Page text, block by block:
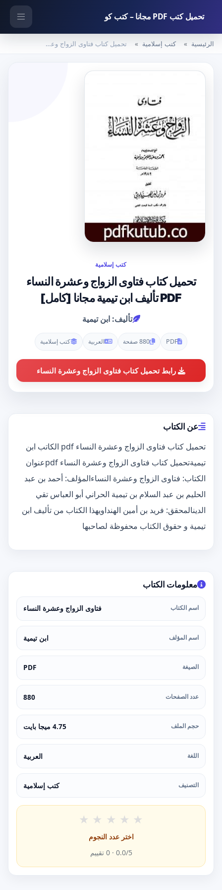
تحميل كتب PDF مجانا – كتب كو
الرئيسية كتب إسلامية تحميل كتاب فتاوى الزواج وعشرة النساء PDF تأليف ابن تيمية مجانا [كامل]
كتب إسلامية
تحميل كتاب فتاوى الزواج وعشرة النساء
PDF تأليف ابن تيمية مجانا [كامل]
تأليف: ابن تيمية
PDF 880 صفحة العربية كتب إسلامية
رابط تحميل كتاب فتاوى الزواج وعشرة النساء
عن الكتاب
تحميل كتاب فتاوى الزواج وعشرة النساء pdf الكاتب ابن
تيميةتحميل كتاب فتاوى الزواج وعشرة النساء pdfعنوان
الكتاب: فتاوى الزواج وعشرة النساءالمؤلف: أحمد بن عبد
الحليم بن عبد السلام بن تيمية الحراني أبو العباس تقي
الدينالمحقق: فريد بن أمين الهنداويهذا الكتاب من تأليف ابن
تيمية و حقوق الكتاب محفوظة لصاحبها
معلومات الكتاب
اسم الكتاب فتاوى الزواج وعشرة النساء
اسم المؤلف ابن تيمية
الصيغة PDF
عدد الصفحات 880
حجم الملف 4.75 ميجا بايت
اللغة العربية
التصنيف كتب إسلامية
★ ★ ★ ★ ★
اختر عدد النجوم
0.0/5 ·
0 تقييم